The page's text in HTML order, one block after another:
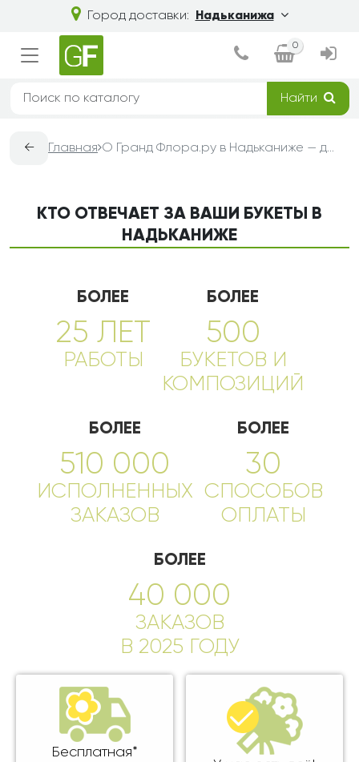
Город доставки: Надьканижа
0
Найти
← Главная О Гранд Флора.ру в Надьканиже — доставка букетов из цветов
КТО ОТВЕЧАЕТ ЗА ВАШИ БУКЕТЫ В
НАДЬКАНИЖЕ
БОЛЕЕ
25 ЛЕТ
РАБОТЫ
БОЛЕЕ
500
БУКЕТОВ И
КОМПОЗИЦИЙ
БОЛЕЕ
510 000
ИСПОЛНЕННЫХ
ЗАКАЗОВ
БОЛЕЕ
30
СПОСОБОВ
ОПЛАТЫ
БОЛЕЕ
40 000
ЗАКАЗОВ
В 2025 ГОДУ
Бесплатная*